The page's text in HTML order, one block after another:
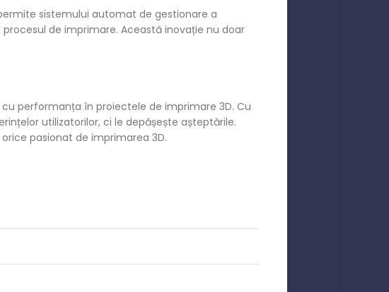
sistemului automat de gestionare a
de imprimare. Această inovație nu doar
performanța în proiectele de imprimare 3D. Cu
utilizatorilor, ci le depășește așteptările.
pasionat de imprimarea 3D.